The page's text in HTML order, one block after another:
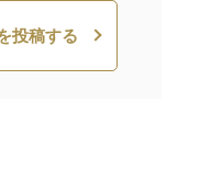
投稿する